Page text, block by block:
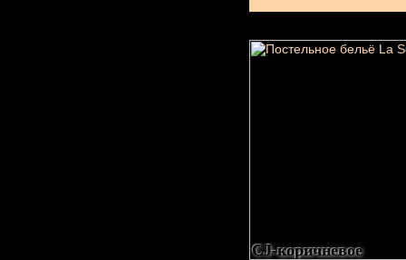
CJ-коричневое